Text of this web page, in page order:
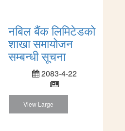
नबिल बैंक लिमिटेडको
शाखा समायोजन
सम्बन्धी सूचना
2083-4-22
View Large